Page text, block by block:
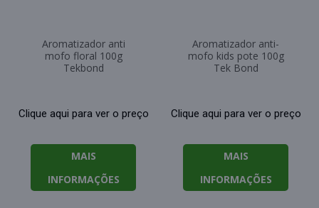
Aromatizador anti
mofo floral 100g
Tekbond
Clique aqui para ver o preço
MAIS
INFORMAÇÕES
Aromatizador anti-
mofo kids pote 100g
Tek Bond
Clique aqui para ver o preço
MAIS
INFORMAÇÕES